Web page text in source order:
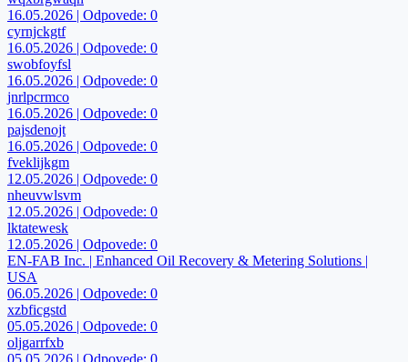
16.05.2026 | Odpovede: 0
cyrnjckgtf
16.05.2026 | Odpovede: 0
swobfoyfsl
16.05.2026 | Odpovede: 0
jnrlpcrmco
16.05.2026 | Odpovede: 0
pajsdenojt
16.05.2026 | Odpovede: 0
fveklijkgm
12.05.2026 | Odpovede: 0
nheuvwlsvm
12.05.2026 | Odpovede: 0
lktatewesk
12.05.2026 | Odpovede: 0
EN-FAB Inc. | Enhanced Oil Recovery & Metering Solutions |
USA
06.05.2026 | Odpovede: 0
xzbficgstd
05.05.2026 | Odpovede: 0
oljgarrfxb